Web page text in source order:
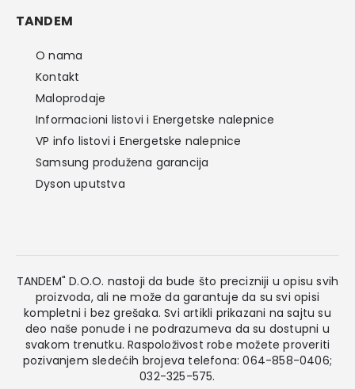
TANDEM
O nama
Kontakt
Maloprodaje
Informacioni listovi i Energetske nalepnice
VP info listovi i Energetske nalepnice
Samsung produžena garancija
Dyson uputstva
TANDEM" D.O.O. nastoji da bude što precizniji u opisu svih
proizvoda, ali ne može da garantuje da su svi opisi
kompletni i bez grešaka. Svi artikli prikazani na sajtu su
deo naše ponude i ne podrazumeva da su dostupni u
svakom trenutku. Raspoloživost robe možete proveriti
pozivanjem sledećih brojeva telefona: 064-858-0406;
032-325-575.